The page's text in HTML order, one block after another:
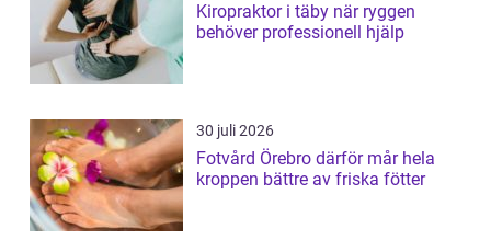
Kiropraktor i täby när ryggen
behöver professionell hjälp
30 juli 2026
Fotvård Örebro därför mår hela
kroppen bättre av friska fötter